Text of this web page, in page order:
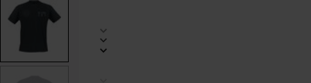
p/reaper-